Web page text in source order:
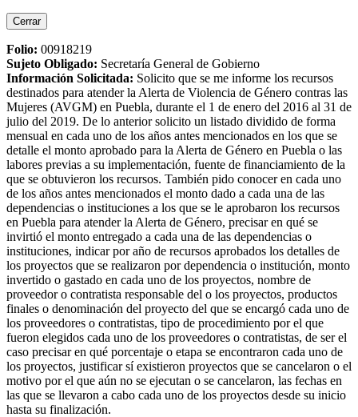
Cerrar
Folio: 00918219
Sujeto Obligado: Secretaría General de Gobierno
Información Solicitada: Solicito que se me informe los recursos
destinados para atender la Alerta de Violencia de Género contras las
Mujeres (AVGM) en Puebla, durante el 1 de enero del 2016 al 31 de
julio del 2019. De lo anterior solicito un listado dividido de forma
mensual en cada uno de los años antes mencionados en los que se
detalle el monto aprobado para la Alerta de Género en Puebla o las
labores previas a su implementación, fuente de financiamiento de la
que se obtuvieron los recursos. También pido conocer en cada uno
de los años antes mencionados el monto dado a cada una de las
dependencias o instituciones a los que se le aprobaron los recursos
en Puebla para atender la Alerta de Género, precisar en qué se
invirtió el monto entregado a cada una de las dependencias o
instituciones, indicar por año de recursos aprobados los detalles de
los proyectos que se realizaron por dependencia o institución, monto
invertido o gastado en cada uno de los proyectos, nombre de
proveedor o contratista responsable del o los proyectos, productos
finales o denominación del proyecto del que se encargó cada uno de
los proveedores o contratistas, tipo de procedimiento por el que
fueron elegidos cada uno de los proveedores o contratistas, de ser el
caso precisar en qué porcentaje o etapa se encontraron cada uno de
los proyectos, justificar sí existieron proyectos que se cancelaron o el
motivo por el que aún no se ejecutan o se cancelaron, las fechas en
las que se llevaron a cabo cada uno de los proyectos desde su inicio
hasta su finalización.